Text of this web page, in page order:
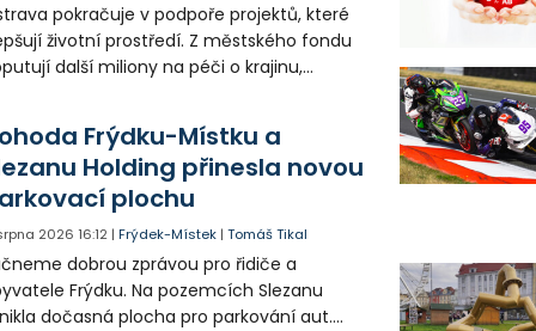
pokračuje v podpoře projektů, které
životní prostředí. Z městského fondu
další miliony na péči o krajinu,
Frýdku-Místku a
Holding přinesla novou
plochu
2026 16:12 |Frýdek-Místek |Tomáš Tikal
dobrou zprávou pro řidiče a
Frýdku. Na pozemcích Slezanu
dočasná plocha pro parkování aut.